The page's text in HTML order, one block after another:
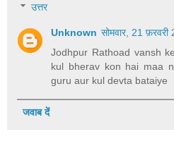
उत्तर
Unknown सोमवार, 21
Jodhpur Rathoad vansh
kul bherav kon hai maa
guru aur kul devta bataiye
जवाब दें